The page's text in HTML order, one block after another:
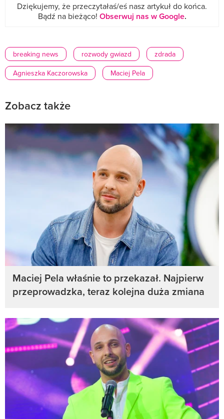
Dziękujemy, że przeczytałaś/eś nasz artykuł do końca.
Bądź na bieżąco! Obserwuj nas w Google.
breaking news rozwody gwiazd
zdrada
Agnieszka Kaczorowska
Maciej Pela
Zobacz także
Maciej Pela właśnie to przekazał. Najpierw
przeprowadzka, teraz kolejna duża zmiana